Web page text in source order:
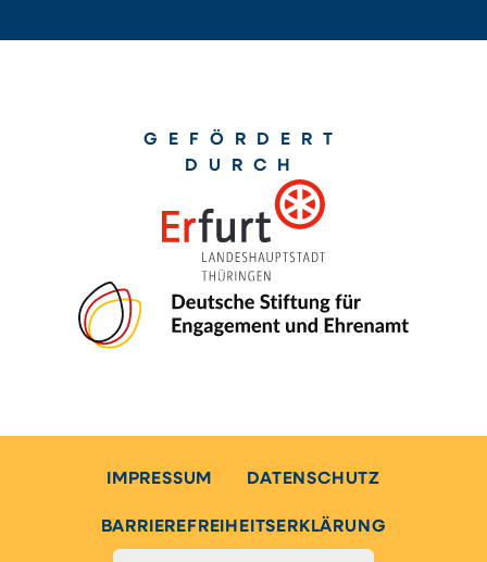
GEFÖRDERT
DURCH
IMPRESSUM DATENSCHUTZ
BARRIEREFREIHEITSERKLÄRUNG